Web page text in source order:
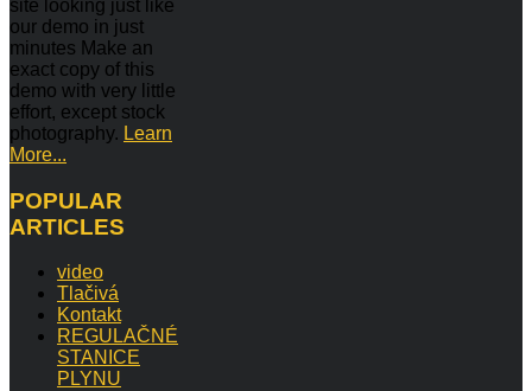
site looking just like
our demo in just
minutes Make an
exact copy of this
demo with very little
effort, except stock
photography. Learn
More...
POPULAR
ARTICLES
video
Tlačivá
Kontakt
REGULAČNÉ
STANICE
PLYNU